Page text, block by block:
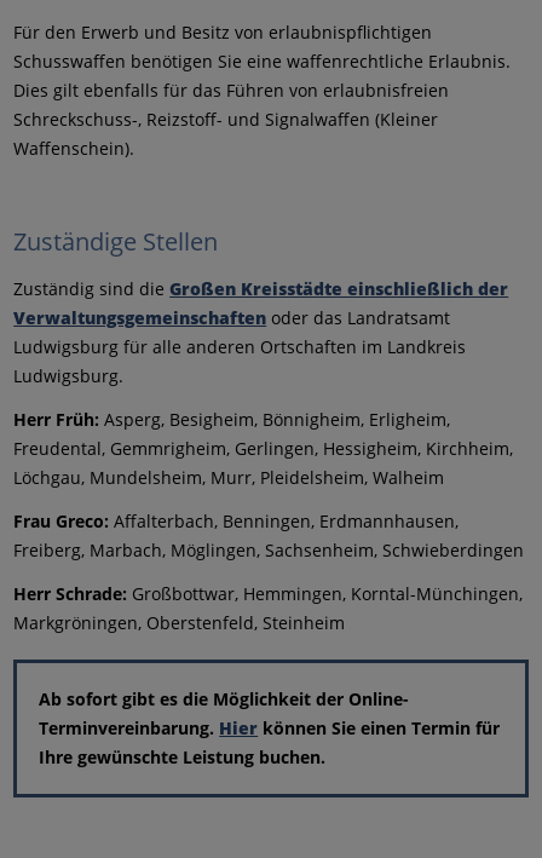
Für den Erwerb und Besitz von erlaubnispflichtigen
Schusswaffen benötigen Sie eine waffenrechtliche Erlaubnis.
Dies gilt ebenfalls für das Führen von erlaubnisfreien
Schreckschuss-, Reizstoff- und Signalwaffen (Kleiner
Waffenschein).
Zuständige Stellen
Zuständig sind dieGroßen Kreisstädte einschließlich der
Verwaltungsgemeinschaften oder das Landratsamt
Ludwigsburg für alle anderen Ortschaften im Landkreis
Ludwigsburg.
Herr Früh: Asperg, Besigheim, Bönnigheim, Erligheim,
Freudental, Gemmrigheim, Gerlingen, Hessigheim, Kirchheim,
Löchgau, Mundelsheim, Murr, Pleidelsheim, Walheim
Frau Greco: Affalterbach, Benningen, Erdmannhausen,
Freiberg, Marbach, Möglingen, Sachsenheim, Schwieberdingen
Herr Schrade: Großbottwar, Hemmingen, Korntal-Münchingen,
Markgröningen, Oberstenfeld, Steinheim
Ab sofort gibt es die Möglichkeit der Online-
Terminvereinbarung. Hier können Sie einen Termin für
Ihre gewünschte Leistung buchen.